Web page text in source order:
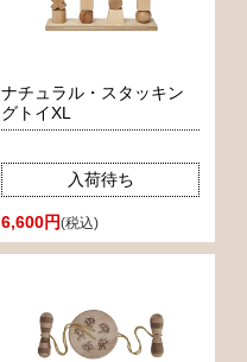
ナチュラル・スタッキン
グトイXL
入荷待ち
6,600円(税込)